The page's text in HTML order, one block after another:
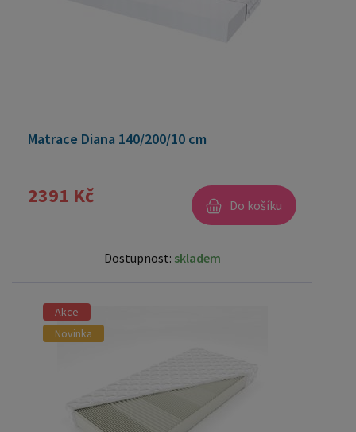
Matrace Diana 140/200/10 cm
2391 Kč Do košíku
Dostupnost: skladem
Akce
Novinka